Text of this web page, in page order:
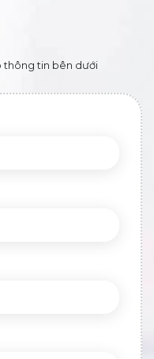
thông tin bên dưới